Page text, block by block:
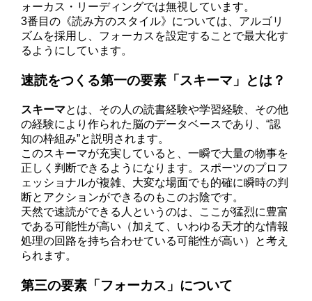
ォーカス・リーディングでは無視しています。
3番目の《読み方のスタイル》については、アルゴリ
ズムを採用し、フォーカスを設定することで最大化す
るようにしています。
速読をつくる第一の要素「スキーマ」とは？
スキーマとは、その人の読書経験や学習経験、その他
の経験により作られた脳のデータベースであり、“認
知の枠組み”と説明されます。
このスキーマが充実していると、一瞬で大量の物事を
正しく判断できるようになります。スポーツのプロフ
ェッショナルが複雑、大変な場面でも的確に瞬時の判
断とアクションができるのもこのお陰です。
天然で速読ができる人というのは、ここが猛烈に豊富
である可能性が高い（加えて、いわゆる天才的な情報
処理の回路を持ち合わせている可能性が高い）と考え
られます。
第三の要素「フォーカス」について